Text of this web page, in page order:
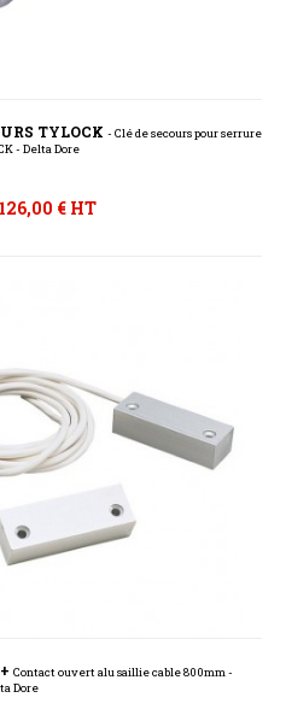
TYLOCK - Clé de secours pour serrure
- Delta Dore
126,00 € HT
Contact ouvert alu saillie cable 800mm -
Dore